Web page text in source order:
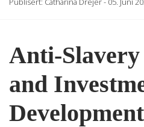
Anti-Slavery
and
Development